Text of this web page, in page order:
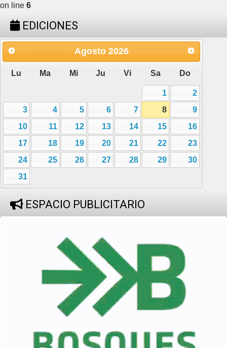
on line 6
EDICIONES
Agosto 2026
Lu Ma Mi Ju Vi Sa Do
1
2
3
4 5 6 7 8
9
10
11 12 13 14 15
16
17
18 19 20 21 22
23
24
25 26 27 28 29
30
31
ESPACIO PUBLICITARIO